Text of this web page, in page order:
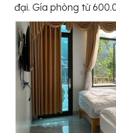
đại. Gía phòng từ